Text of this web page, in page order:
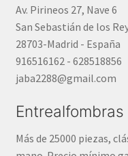
Av. Pirineos 27, Nave 6
San Sebastián de los
28703-Madrid - España
916516162 - 628518856
jaba2288@gmail.com
Entrealfombras
Más de 25000 piezas,